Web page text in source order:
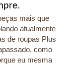
mais que
atualmente
de roupas Plus
como
eu mesma